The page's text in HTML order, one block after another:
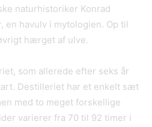
naturhistoriker Konrad
en havulv i mytologien. Op til
hærget af ulve.
som allerede efter seks år
Destilleriet har et enkelt sæt
med to meget forskellige
varierer fra 70 til 92 timer i